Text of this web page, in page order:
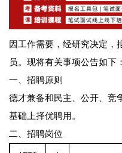
因工作需要，经研究决定，
员。现将有关事项公告如下：
一、招聘原则
德才兼备和民主、公开、竞
基础上择优聘用。
二、招聘岗位